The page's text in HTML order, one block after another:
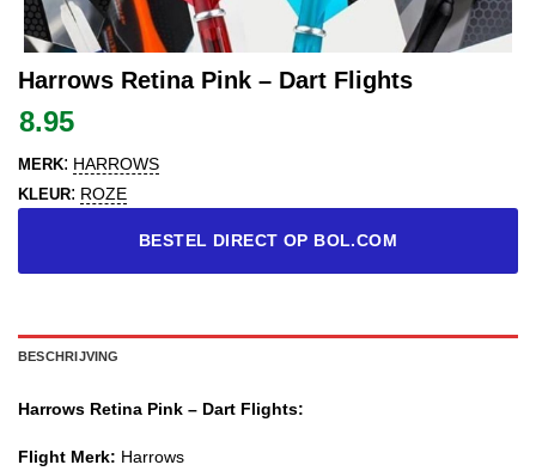
Harrows Retina Pink – Dart Flights
8.95
MERK: HARROWS
KLEUR: ROZE
BESTEL DIRECT OP BOL.COM
BESCHRIJVING
Harrows Retina Pink – Dart Flights:
Flight Merk: Harrows